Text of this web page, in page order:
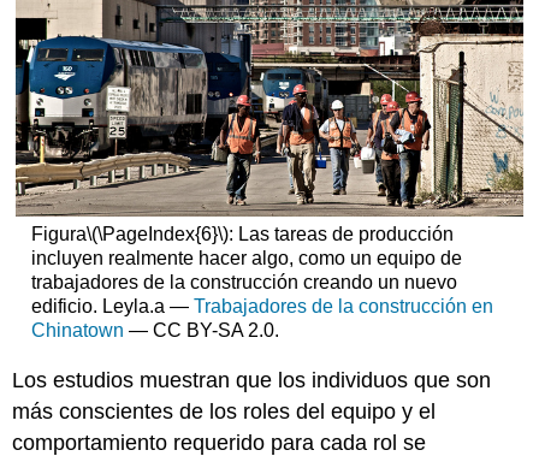
Figura\(\PageIndex{6}\): Las tareas de producción
incluyen realmente hacer algo, como un equipo de
trabajadores de la construcción creando un nuevo
edificio. Leyla.a — Trabajadores de la construcción en
Chinatown — CC BY-SA 2.0.
Los estudios muestran que los individuos que son
más conscientes de los roles del equipo y el
comportamiento requerido para cada rol se